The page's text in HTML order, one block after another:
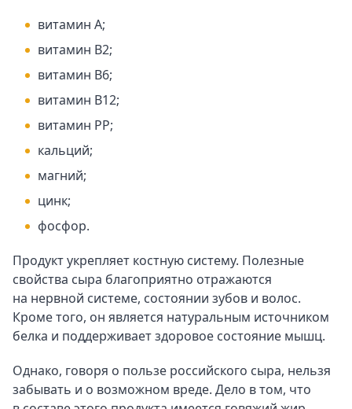
витамин А;
витамин В2;
витамин В6;
витамин В12;
витамин РР;
кальций;
магний;
цинк;
фосфор.
Продукт укрепляет костную систему. Полезные
свойства сыра благоприятно отражаются
на нервной системе, состоянии зубов и волос.
Кроме того, он является натуральным источником
белка и поддерживает здоровое состояние мышц.
Однако, говоря о пользе российского сыра, нельзя
забывать и о возможном вреде. Дело в том, что